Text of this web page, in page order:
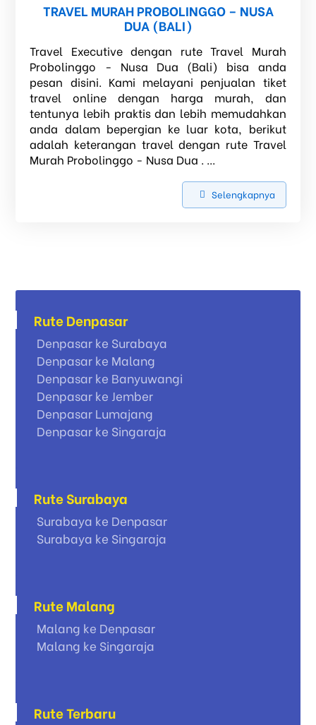
TRAVEL MURAH PROBOLINGGO – NUSA
DUA (BALI)
Travel Executive dengan rute Travel Murah
Probolinggo - Nusa Dua (Bali) bisa anda
pesan disini. Kami melayani penjualan tiket
travel online dengan harga murah, dan
tentunya lebih praktis dan lebih memudahkan
anda dalam bepergian ke luar kota, berikut
adalah keterangan travel dengan rute Travel
Murah Probolinggo - Nusa Dua . ...
Selengkapnya
Rute Denpasar
Denpasar ke Surabaya
Denpasar ke Malang
Denpasar ke Banyuwangi
Denpasar ke Jember
Denpasar Lumajang
Denpasar ke Singaraja
Rute Surabaya
Surabaya ke Denpasar
Surabaya ke Singaraja
Rute Malang
Malang ke Denpasar
Malang ke Singaraja
Rute Terbaru